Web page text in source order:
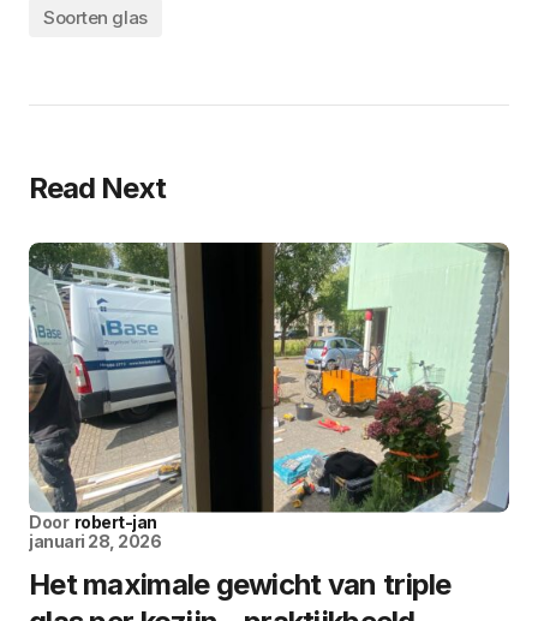
Soorten glas
Read Next
Door robert-jan
januari 28, 2026
Het maximale gewicht van triple